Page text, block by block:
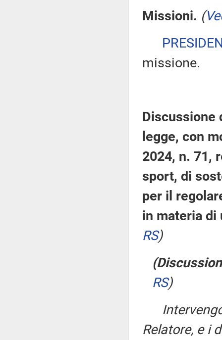
Missioni. (
missione.
Discussione
legge, con
2024, n. 71,
sport, di
per il
in materia
RS)
RS)
Relatore, e i